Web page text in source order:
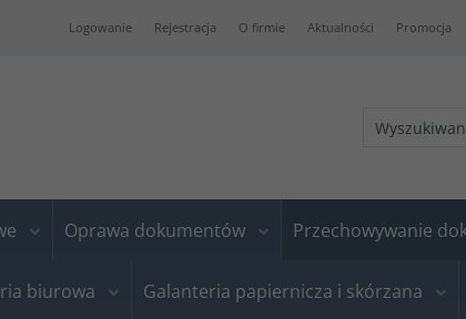
Logowanie Rejestracja O firmie Aktualności Promocja
Oprawa dokumentów Przechowywanie
biurowa Galanteria papiernicza i skórzana